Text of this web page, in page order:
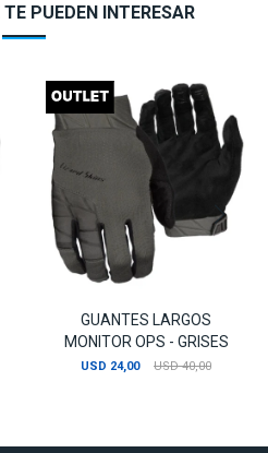
PUEDEN INTERESAR
GUANTES LARGOS
MONITOR OPS - GRISES
USD 24,00 USD 40,00